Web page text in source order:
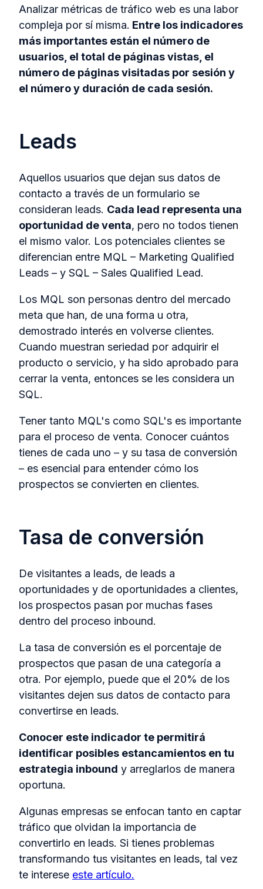
Analizar métricas de tráfico web es una labor
compleja por sí misma. Entre los indicadores
más importantes están el número de
usuarios, el total de páginas vistas, el
número de páginas visitadas por sesión y
el número y duración de cada sesión.
Leads
Aquellos usuarios que dejan sus datos de
contacto a través de un formulario se
consideran leads. Cada lead representa una
oportunidad de venta, pero no todos tienen
el mismo valor. Los potenciales clientes se
diferencian entre MQL – Marketing Qualified
Leads – y SQL – Sales Qualified Lead.
Los MQL son personas dentro del mercado
meta que han, de una forma u otra,
demostrado interés en volverse clientes.
Cuando muestran seriedad por adquirir el
producto o servicio, y ha sido aprobado para
cerrar la venta, entonces se les considera un
SQL.
Tener tanto MQL's como SQL's es importante
para el proceso de venta. Conocer cuántos
tienes de cada uno – y su tasa de conversión
– es esencial para entender cómo los
prospectos se convierten en clientes.
Tasa de conversión
De visitantes a leads, de leads a
oportunidades y de oportunidades a clientes,
los prospectos pasan por muchas fases
dentro del proceso inbound.
La tasa de conversión es el porcentaje de
prospectos que pasan de una categoría a
otra. Por ejemplo, puede que el 20% de los
visitantes dejen sus datos de contacto para
convertirse en leads.
Conocer este indicador te permitirá
identificar posibles estancamientos en tu
estrategia inbound y arreglarlos de manera
oportuna.
Algunas empresas se enfocan tanto en captar
tráfico que olvidan la importancia de
convertirlo en leads. Si tienes problemas
transformando tus visitantes en leads, tal vez
te interese este artículo.